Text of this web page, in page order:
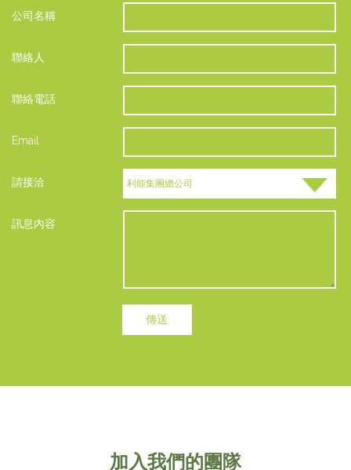
公司名稱
聯絡人
聯絡電話
Email
請接洽
訊息內容
傳送
加入我們的團隊